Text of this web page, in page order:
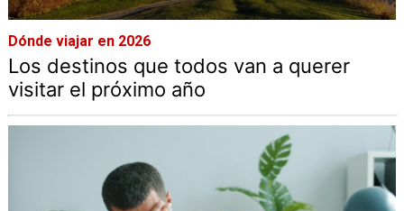
Dónde viajar en 2026
Los destinos que todos van a querer
visitar el próximo año